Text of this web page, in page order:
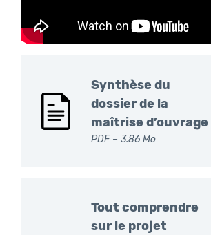
Synthèse du
dossier de la
maîtrise d’ouvrage
PDF– 3.86 Mo
Tout comprendre
sur le projet